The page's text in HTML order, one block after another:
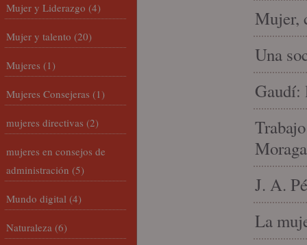
Mujer,
Una
Gaudí:
J. A.
La
Mujer y Liderazgo (4)
Mujer y talento (20)
Mujeres (1)
Mujeres Consejeras (1)
mujeres directivas (2)
mujeres en consejos de
administración (5)
Mundo digital (4)
Naturaleza (6)